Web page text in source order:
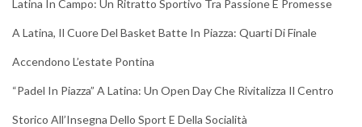
Latina In Campo: Un Ritratto Sportivo Tra Passione E Promesse
A Latina, Il Cuore Del Basket Batte In Piazza: Quarti Di Finale
Accendono L’estate Pontina
“Padel In Piazza” A Latina: Un Open Day Che Rivitalizza Il Centro
Storico All’Insegna Dello Sport E Della Socialità